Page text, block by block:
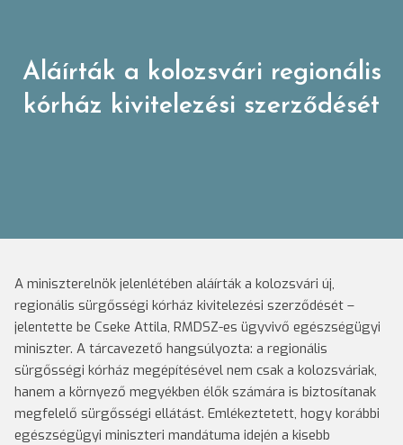
Aláírták a kolozsvári regionális
kórház kivitelezési szerződését
A miniszterelnök jelenlétében aláírták a kolozsvári új,
regionális sürgősségi kórház kivitelezési szerződését –
jelentette be Cseke Attila, RMDSZ-es ügyvivő egészségügyi
miniszter. A tárcavezető hangsúlyozta: a regionális
sürgősségi kórház megépítésével nem csak a kolozsváriak,
hanem a környező megyékben élők számára is biztosítanak
megfelelő sürgősségi ellátást. Emlékeztetett, hogy korábbi
egészségügyi miniszteri mandátuma idején a kisebb